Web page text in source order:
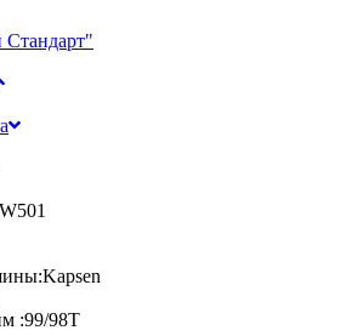
Стандарт"
Kapsen
:99/98T